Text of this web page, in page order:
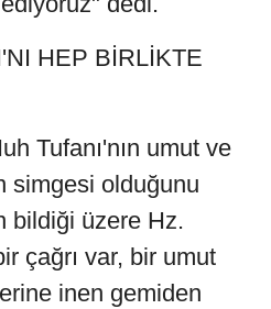
HEP BİRLİKTE
Tufanı'nın umut ve
simgesi olduğunu
bildiği üzere Hz.
çağrı var, bir umut
inen gemiden